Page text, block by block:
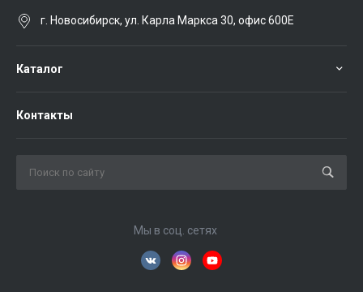
г. Новосибирск, ул. Карла Маркса 30, офис 600Е
Каталог
Контакты
Мы в соц. сетях